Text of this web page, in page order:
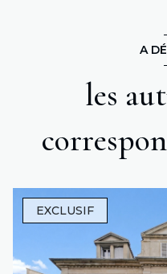
A
les
EXCLUSIF